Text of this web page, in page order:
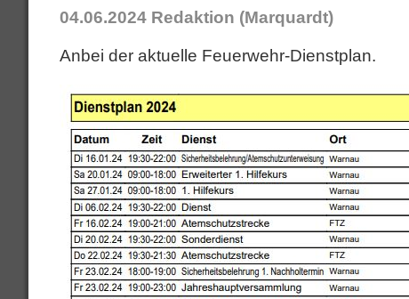
04.06.2024 Redaktion (Marquardt)
Anbei der aktuelle Feuerwehr-Dienstplan.